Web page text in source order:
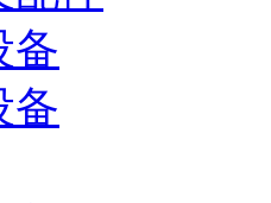
备
备